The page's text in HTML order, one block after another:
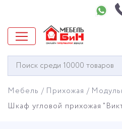
Окно
поиска
Мебель Прихожая
Шкаф угловой прихожая